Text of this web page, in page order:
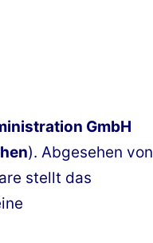
GmbH
). Abgesehen von
stellt das